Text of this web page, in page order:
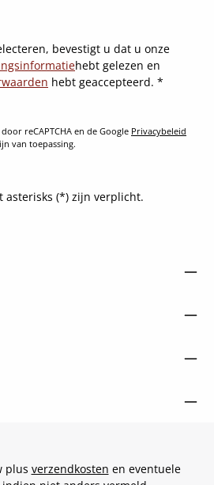
bevestigt u dat u onze
hebt gelezen en
hebt geaccepteerd. *
reCAPTCHA en de Google Privacybeleid
van toepassing.
asterisks (*) zijn verplicht.
plus verzendkosten en eventuele